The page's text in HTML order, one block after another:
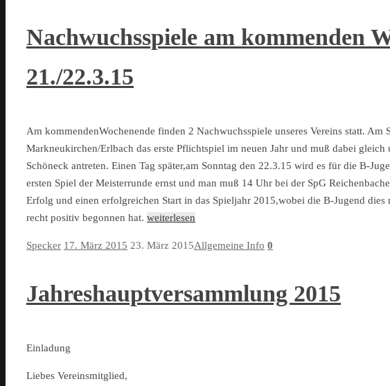
Nachwuchsspiele am kommenden
21./22.3.15
Am kommendenWochenende finden 2 Nachwuchsspiele unseres Vereins statt. Am
Markneukirchen/Erlbach das erste Pflichtspiel im neuen Jahr und muß dabei
Schöneck antreten. Einen Tag später,am Sonntag den 22.3.15 wird es für die B-
ersten Spiel der Meisterrunde ernst und man muß 14 Uhr bei der SpG
Erfolg und einen erfolgreichen Start in das Spieljahr 2015,wobei die B-Jugend dies
recht positiv begonnen hat. weiterlesen
Specker 17. März 2015 23. März 2015Allgemeine Info 0
Jahreshauptversammlung 2015
Einladung
Liebes Vereinsmitglied,